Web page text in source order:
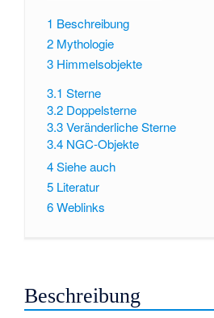
1 Beschreibung
2 Mythologie
3 Himmelsobjekte
3.1 Sterne
3.2 Doppelsterne
3.3Veränderliche Sterne
3.4 NGC-Objekte
4Siehe auch
5 Literatur
6Weblinks
Beschreibung